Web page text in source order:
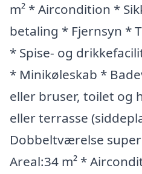
m² * Aircondition *
betaling * Fjernsyn *
* Spise- og
* Minikøleskab *
eller bruser, toilet og
eller terrasse
Dobbeltværelse
Areal:34 m² *